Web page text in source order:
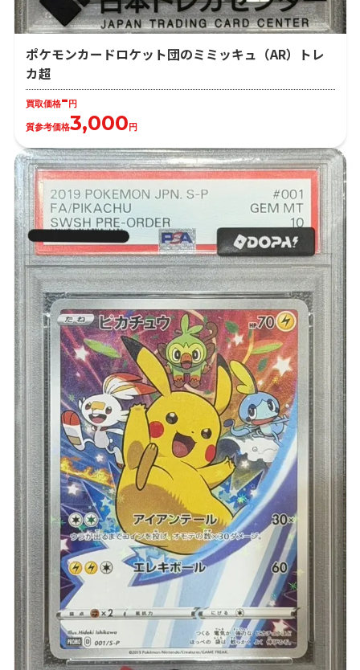
ポケモンカードロケット団のミミッキュ（AR）トレ
カ超
買取価格- 円
質参考価格3,000 円